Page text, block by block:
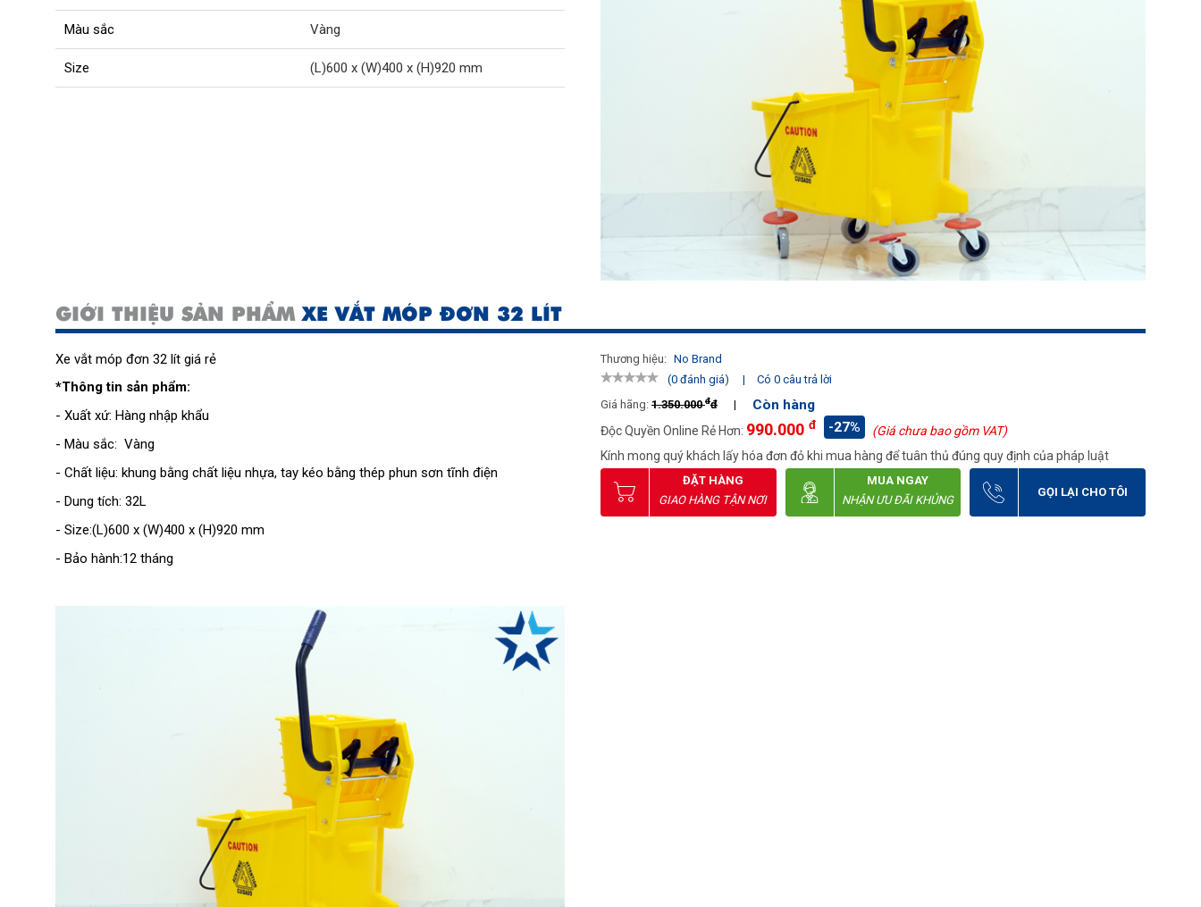
Màu sắc Vàng
Size (L)600 x (W)400 x (H)920 mm
GIỚI THIỆU SẢN PHẨMXE VẮT MÓP ĐƠN 32 LÍT
Xe vắt móp đơn 32 lít giá rẻ
*Thông tin sản phẩm:
- Xuất xứ: Hàng nhập khẩu
- Màu sắc: Vàng
- Chất liệu: khung bằng chất liệu nhựa, tay kéo bằng thép phun sơn tĩnh điện
- Dung tích: 32L
- Size:(L)600 x (W)400 x (H)920 mm
- Bảo hành:12 tháng
Thương hiệu: No Brand
(0 đánh giá)
|
Có 0 câu trả lời
Giá hãng: 1.350.000đđ | Còn hàng
Độc Quyền Online Rẻ Hơn: 990.000 đ -27%
(Giá chưa bao gồm VAT)
Kính mong quý khách lấy hóa đơn đỏ khi mua hàng để tuân thủ đúng quy định của pháp luật
ĐẶT HÀNG
GIAO HÀNG TẬN NƠI
MUA NGAY
NHẬN ƯU ĐÃI KHỦNG
GỌI LẠI CHO TÔI